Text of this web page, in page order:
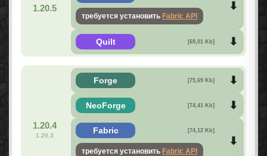
1.20.5
требуется установить Fabric API
Quilt [69,01 Kb]
1.20.4
1.20.3
Forge [75,69 Kb]
NeoForge [74,41 Kb]
Fabric [74,12 Kb]
требуется установить Fabric API